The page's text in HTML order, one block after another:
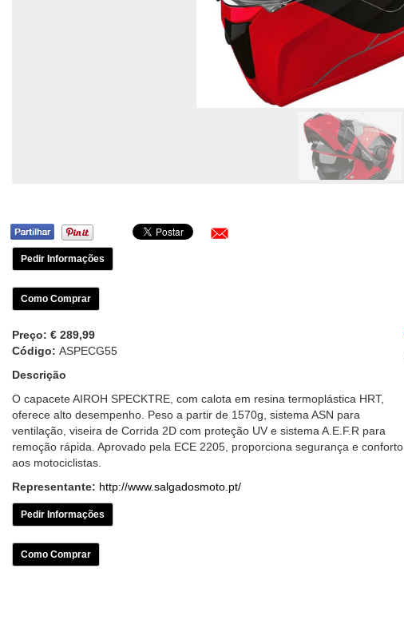
Pedir Informações
Como Comprar
Preço: € 289,99
Código: ASPECG55
Descrição
O capacete AIROH SPECKTRE, com calota em resina termoplástica HRT,
oferece alto desempenho. Peso a partir de 1570g, sistema ASN para
ventilação, viseira de Corrida 2D com proteção UV e sistema A.E.F.R para
remoção rápida. Aprovado pela ECE 2205, proporciona segurança e conforto
aos motociclistas.
Representante: http://www.salgadosmoto.pt/
Pedir Informações
Como Comprar